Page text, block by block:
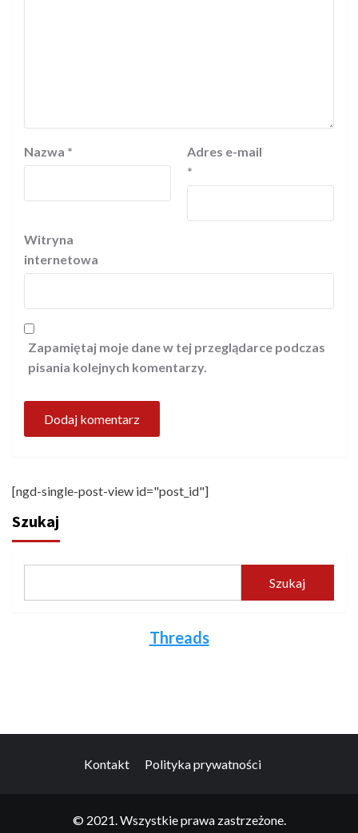
Nazwa *
Adres e-mail
*
Witryna
internetowa
Zapamiętaj moje dane w tej przeglądarce podczas
pisania kolejnych komentarzy.
[ngd-single-post-view id="post_id"]
Szukaj
Szukaj
Threads
Kontakt Polityka prywatności
© 2021. Wszystkie prawa zastrzeżone.